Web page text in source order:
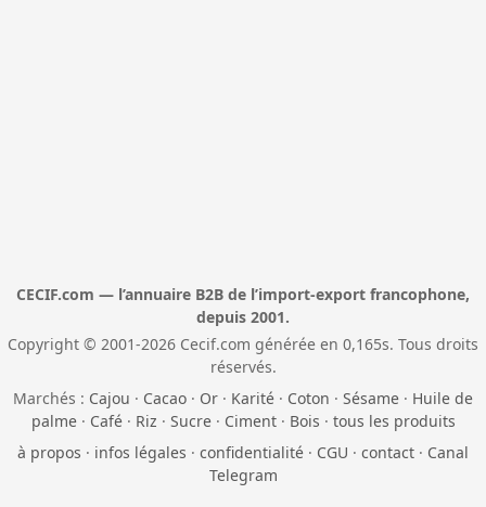
CECIF.com — l’annuaire B2B de l’import-export francophone,
depuis 2001.
Copyright © 2001-2026 Cecif.com générée en 0,165s. Tous droits
réservés.
Marchés : Cajou · Cacao · Or · Karité · Coton · Sésame · Huile de
palme· Café· Riz · Sucre· Ciment· Bois · tous les produits
à propos · infos légales · confidentialité · CGU · contact · Canal
Telegram